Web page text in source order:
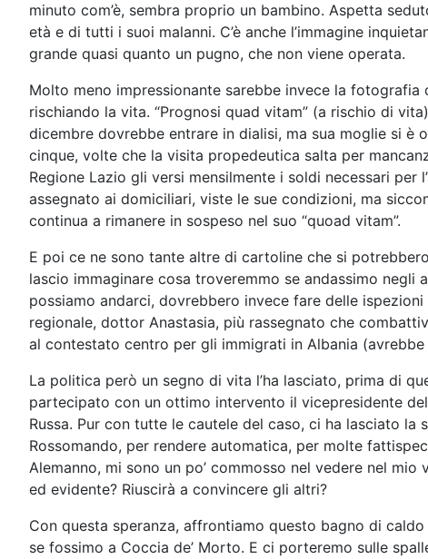
minuto com’è, sembra proprio un bambino. Aspetta
età e di tutti i suoi malanni. C’è anche l’immagine
grande quasi quanto un pugno, che non viene operata.
Molto meno impressionante sarebbe invece la
rischiando la vita. “Prognosi quad vitam” (a rischio di
dicembre dovrebbe entrare in dialisi, ma sua moglie si è
cinque, volte che la visita propedeutica salta per
Regione Lazio gli versi mensilmente i soldi necessari
assegnato ai domiciliari, viste le sue condizioni, ma
continua a rimanere in sospeso nel suo “quoad vitam”.
E poi ce ne sono tante altre di cartoline che si
lascio immaginare cosa troveremmo se andassimo
possiamo andarci, dovrebbero invece fare delle
regionale, dottor Anastasia, più rassegnato che
al contestato centro per gli immigrati in Albania
La politica però un segno di vita l’ha lasciato, prima di
partecipato con un ottimo intervento il vicepresidente
Russa. Pur con tutte le cautele del caso, ci ha lasciato
Rossomando, per rendere automatica, per molte
Alemanno, mi sono un po’ commosso nel vedere nel
ed evidente? Riuscirà a convincere gli altri?
Con questa speranza, affrontiamo questo bagno di
se fossimo a Coccia de’ Morto. E ci porteremo sulle